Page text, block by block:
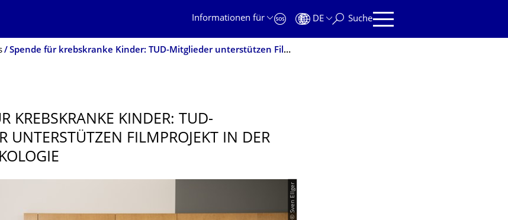
Informationen für
DE Suche
Spende für krebskranke Kinder: TUD-Mitglieder unterstützen Filmprojekt in der Kinderonkologie
KREBSKRANKE KINDER: TUD-
UNTERSTÜTZEN FILMPROJEKT IN DER
© Sven Ellger